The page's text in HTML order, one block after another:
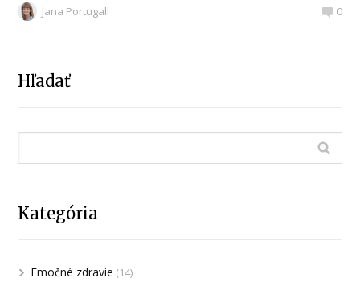
Jana Portugall 0
Hľadať
Kategória
Emočné zdravie (14)